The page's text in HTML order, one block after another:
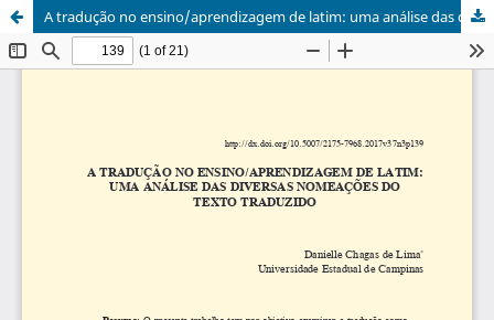
A tradução no ensino/aprendizagem de latim: uma análise das diversas nomeações do texto traduzido